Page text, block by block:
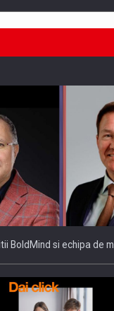
BUILT TO DELIVER
BoldMind si echipa de